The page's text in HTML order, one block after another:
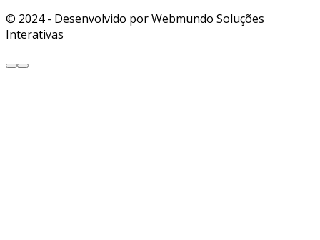
© 2024 - Desenvolvido por Webmundo Soluções
Interativas